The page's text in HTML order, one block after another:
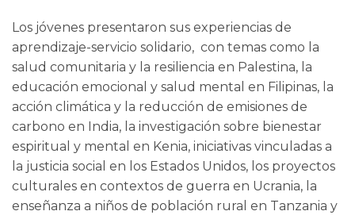
Los jóvenes presentaron sus experiencias de
aprendizaje-servicio solidario, con temas como la
salud comunitaria y la resiliencia en Palestina, la
educación emocional y salud mental en Filipinas, la
acción climática y la reducción de emisiones de
carbono en India, la investigación sobre bienestar
espiritual y mental en Kenia, iniciativas vinculadas a
la justicia social en los Estados Unidos, los proyectos
culturales en contextos de guerra en Ucrania, la
enseñanza a niños de población rural en Tanzania y